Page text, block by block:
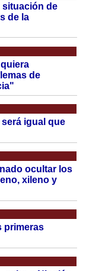
situación de
de la
de
igual que
ocultar los
xileno y
primeras